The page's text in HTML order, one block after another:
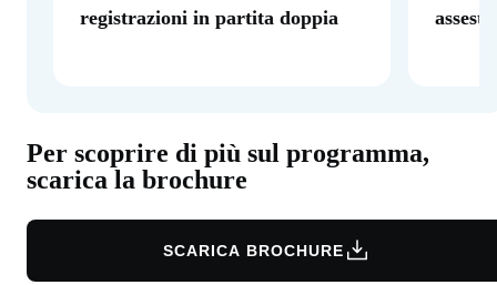
registrazioni in partita doppia
Per scoprire di più sul programma,
scarica la brochure
SCARICA BROCHURE